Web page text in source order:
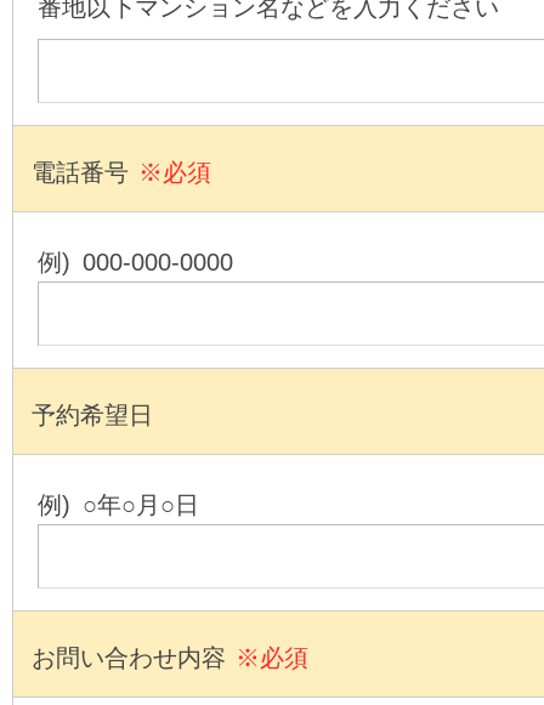
番地以下マンション名などを入力ください
電話番号 ※必須
例) 000-000-0000
予約希望日
例) ○年○月○日
お問い合わせ内容 ※必須